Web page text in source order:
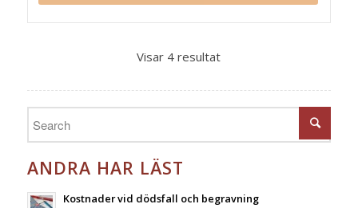
Visar 4 resultat
ANDRA HAR LÄST
Kostnader vid dödsfall och begravning